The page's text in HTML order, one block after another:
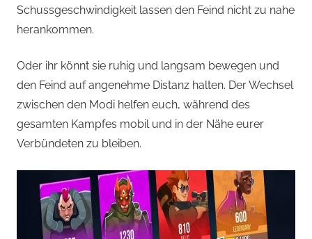
Schussgeschwindigkeit lassen den Feind nicht zu nahe
herankommen.
Oder ihr könnt sie ruhig und langsam bewegen und
den Feind auf angenehme Distanz halten. Der Wechsel
zwischen den Modi helfen euch, während des
gesamten Kampfes mobil und in der Nähe eurer
Verbündeten zu bleiben.